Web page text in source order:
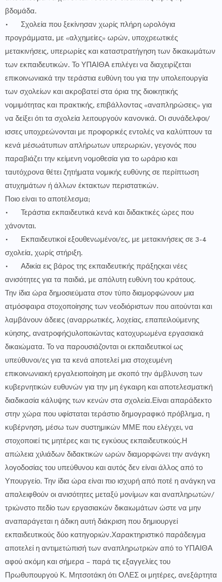
βδομάδα.
•
Σχολεία που ξεκίνησαν χωρίς πλήρη ωρολόγια
προγράμματα, με «αλχημείες» ωρών, υποχρεωτικές
μετακινήσεις, υπερωρίες και καταστρατήγηση των δικαιωμάτων
των εκπαιδευτικών. Το ΥΠΑΙΘΑ επιλέγει να διαχειρίζεται
επικοινωνιακά την τεράστια ευθύνη του για την υπολειτουργία
των σχολείων και ακροβατεί στα όρια της διοικητικής
νομιμότητας και πρακτικής, επιβάλλοντας «αναπληρώσεις» για
να δείξει ότι τα σχολεία λειτουργούν κανονικά. Οι συνάδελφοι/
ισσες υποχρεώνονται με προφορικές εντολές να καλύπτουν τα
κενά μέσωάτυπων απλήρωτων υπερωριών, γεγονός που
παραβιάζει την κείμενη νομοθεσία για το ωράριο και
ταυτόχρονα θέτει ζητήματα νομικής ευθύνης σε περίπτωση
ατυχημάτων ή άλλων έκτακτων περιστατικών.
Ποιο είναι το αποτέλεσμα;
•
Τεράστια εκπαιδευτικά κενά και διδακτικές ώρες που
χάνονται.
•
Εκπαιδευτικοί εξουθενωμένοι/ες, με μετακινήσεις σε 3-4
σχολεία, χωρίς στήριξη.
•
Αδικία εις βάρος της εκπαιδευτικής πράξηςκαι νέες
ανισότητες για τα παιδιά, με απόλυτη ευθύνη του κράτους.
Την ίδια ώρα δημοσιεύματα στον τύπο διαμορφώνουν μια
ατμόσφαιρα στοχοποίησης των νεοδιόριστων που αιτούνται και
λαμβάνουν άδειες (αναρρωτικές, λοχείας, επαπειλούμενης
κύησης, ανατροφής)υλοποιώντας κατοχυρωμένα εργασιακά
δικαιώματα. Το να παρουσιάζονται οι εκπαιδευτικοί ως
υπεύθυνοι/ες για τα κενά αποτελεί μια στοχευμένη
επικοινωνιακή εργαλειοποίηση με σκοπό την άμβλυνση των
κυβερνητικών ευθυνών για την μη έγκαιρη και αποτελεσματική
διαδικασία κάλυψης των κενών στα σχολεία.Είναι απαράδεκτο
στην χώρα που υφίσταται τεράστιο δημογραφικό πρόβλημα, η
κυβέρνηση, μέσω των συστημικών ΜΜΕ που ελέγχει, να
στοχοποιεί τις μητέρες και τις εγκύους εκπαιδευτικούς.Η
απώλεια χιλιάδων διδακτικών ωρών διαμορφώνει την ανάγκη
λογοδοσίας του υπεύθυνου και αυτός δεν είναι άλλος από το
Υπουργείο. Την ίδια ώρα είναι πιο ισχυρή από ποτέ η ανάγκη να
απαλειφθούν οι ανισότητες μεταξύ μονίμων και αναπληρωτών/
τριώνστο πεδίο των εργασιακών δικαιωμάτων ώστε να μην
αναπαράγεται η άδικη αυτή διάκριση που δημιουργεί
εκπαιδευτικούς δύο κατηγοριών.Χαρακτηριστικό παράδειγμα
αποτελεί η αντιμετώπισή των αναπληρωτριών από το ΥΠΑΙΘΑ
αφού ακόμη και σήμερα – παρά τις εξαγγελίες του
Πρωθυπουργού Κ. Μητσοτάκη ότι ΟΛΕΣ οι μητέρες, ανεξάρτητα